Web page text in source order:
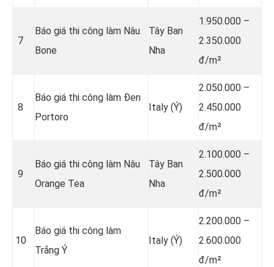
7
Báo giá thi công làm Nâu
Bone
Tây Ban
Nha
1.950.000 –
2.350.000
đ/m²
8
Báo giá thi công làm Đen
Portoro
Italy (Ý)
2.050.000 –
2.450.000
đ/m²
9
Báo giá thi công làm Nâu
Orange Tea
Tây Ban
Nha
2.100.000 –
2.500.000
đ/m²
10
Báo giá thi công làm
Trắng Ý
Italy (Ý)
2.200.000 –
2.600.000
đ/m²